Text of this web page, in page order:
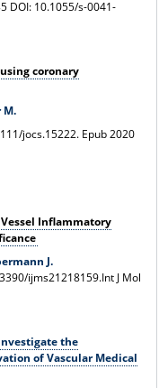
DOI: 10.1055/s-0041-
coronary
M.
jocs.15222. Epub 2020
Inflammatory
J.
ijms21218159.Int J Mol
the
of Vascular Medical